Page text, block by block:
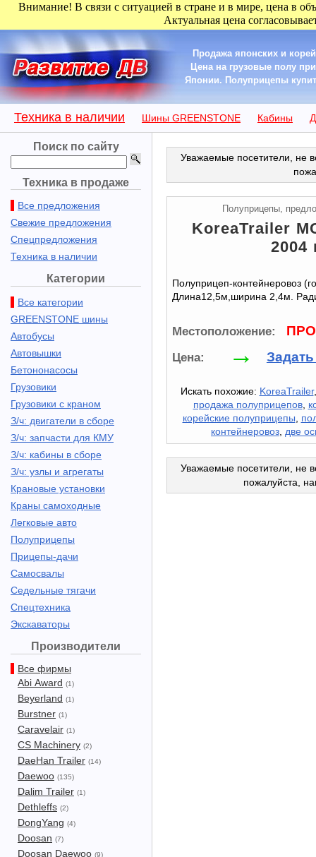
Внимание! В связи с ситуацией в стране и в мире, цена в
Актуальная цена
Продажа японских и
Цена на грузовые полу
Японии. Полуприцепы
Техника в наличии Шины GREENSTONE Кабины
Поиск по сайту
Техника в продаже
Все предложения
Свежие предложения
Спецпредложения
Техника в наличии
Категории
Все категории
GREENSTONE шины
Автобусы
Автовышки
Бетононасосы
Грузовики
Грузовики с краном
З/ч: двигатели в сборе
З/ч: запчасти для КМУ
З/ч: кабины в сборе
З/ч: узлы и агрегаты
Крановые установки
Краны самоходные
Легковые авто
Полуприцепы
Прицепы-дачи
Самосвалы
Седельные тягачи
Спецтехника
Экскаваторы
Производители
Все фирмы
Abi Award (1)
Beyerland (1)
Burstner (1)
Caravelair (1)
CS Machinery (2)
DaeHan Trailer (14)
Daewoo (135)
Dalim Trailer (1)
Dethleffs (2)
DongYang (4)
Doosan (7)
Doosan Daewoo (9)
Уважаемые посетители, не
Полуприцепы,
KoreaTrailer
2004
Полуприцеп-контейнеровоз
Длина12,5м,ширина 2,4м.
Местоположение:
Цена: →
Искать похожие: KoreaTrailer
продажа полуприцепов,
корейские полуприцепы,
контейнеровоз, две
Уважаемые посетители, не
пожалуйста,